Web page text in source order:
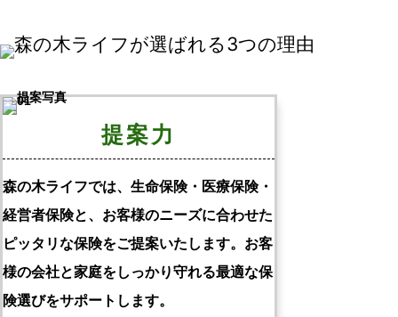
提案力
森の木ライフでは、生命保険・医療保険・
経営者保険と、お客様のニーズに合わせた
ピッタリな保険をご提案いたします。お客
様の会社と家庭をしっかり守れる最適な保
険選びをサポートします。